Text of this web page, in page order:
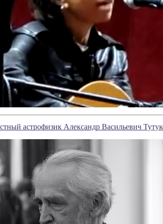
астрофизик Александр Васильевич